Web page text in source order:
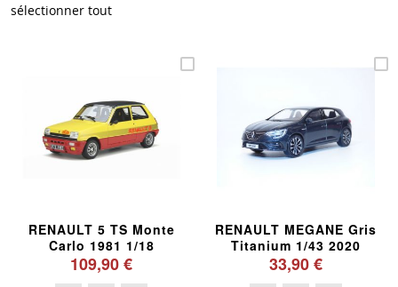
sélectionner tout
RENAULT 5 TS Monte
Carlo 1981 1/18
109,90 €
RENAULT MEGANE Gris
Titanium 1/43 2020
33,90 €